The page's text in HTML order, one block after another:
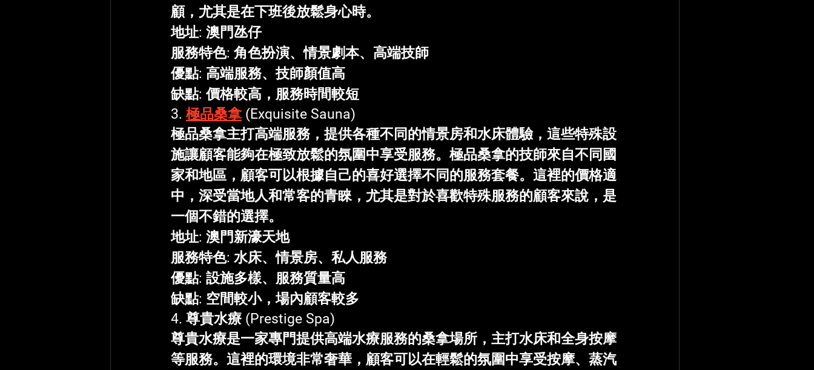
顧，尤其是在下班後放鬆身心時。
地址: 澳門氹仔
服務特色: 角色扮演、情景劇本、高端技師
優點: 高端服務、技師顏值高
缺點: 價格較高，服務時間較短
3. 極品桑拿 (Exquisite Sauna)
極品桑拿主打高端服務，提供各種不同的情景房和水床體驗，這些特殊設
施讓顧客能夠在極致放鬆的氛圍中享受服務。極品桑拿的技師來自不同國
家和地區，顧客可以根據自己的喜好選擇不同的服務套餐。這裡的價格適
中，深受當地人和常客的青睞，尤其是對於喜歡特殊服務的顧客來說，是
一個不錯的選擇。
地址: 澳門新濠天地
服務特色: 水床、情景房、私人服務
優點: 設施多樣、服務質量高
缺點: 空間較小，場內顧客較多
4. 尊貴水療 (Prestige Spa)
尊貴水療是一家專門提供高端水療服務的桑拿場所，主打水床和全身按摩
等服務。這裡的環境非常奢華，顧客可以在輕鬆的氛圍中享受按摩、蒸汽